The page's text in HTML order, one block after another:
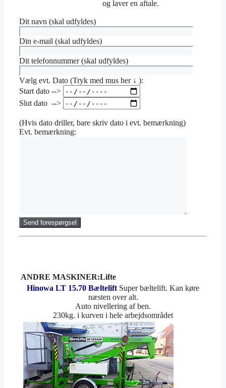
og laver en aftale.
Dit navn (skal udfyldes)
Din e-mail (skal udfyldes)
Dit telefonnummer (skal udfyldes)
Vælg evt. Dato (Tryk med mus her ↓ ):
Start dato -->
Slut dato -->
(Hvis dato driller, bare skriv dato i evt. bemærkning)
Evt. bemærkning:
ANDRE MASKINER:Lifte
Hinowa LT 15.70 Bæltelift Super bæltelift. Kan køre
næsten over alt.
Auto nivellering af ben.
230kg. i kurven i hele arbejdsområdet